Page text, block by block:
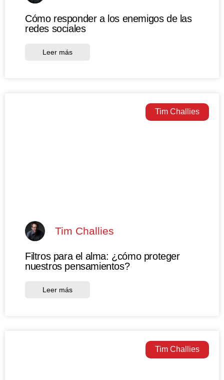
Cómo responder a los enemigos de las
redes sociales
Leer más
Tim Challies
Tim Challies
Filtros para el alma: ¿cómo proteger
nuestros pensamientos?
Leer más
Tim Challies